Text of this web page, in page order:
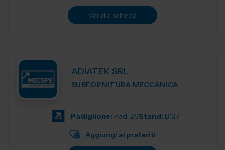
Vai alla scheda
ADIATEK SRL
SUBFORNITURA MECCANICA
Padiglione: Pad. 26Stand: B127
Aggiungi ai preferiti